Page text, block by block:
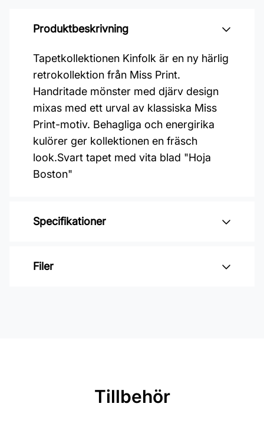
Produktbeskrivning
Tapetkollektionen Kinfolk är en ny härlig
retrokollektion från Miss Print.
Handritade mönster med djärv design
mixas med ett urval av klassiska Miss
Print-motiv. Behagliga och energirika
kulörer ger kollektionen en fräsch
look.Svart tapet med vita blad "Hoja
Boston"
Specifikationer
Varumärke: Midbec Tapeter
Bredd: 0,52 m
Filer
Tillbehör